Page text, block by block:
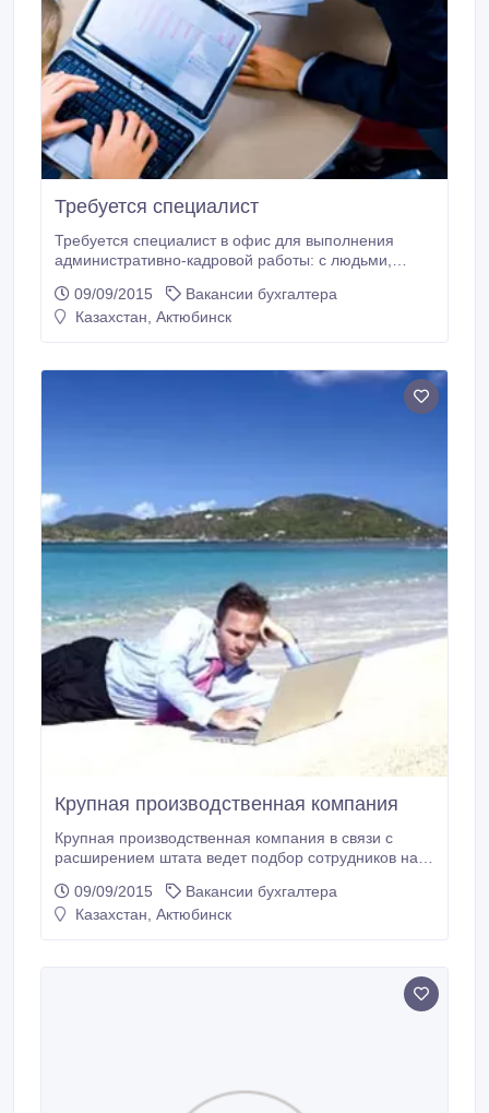
Требуется специалист
Требуется специалист в офис для выполнения
административно-кадровой работы: с людьми,
информацией. Знание казахского и русского языков
обязательно. График работы с 10:00 до 18:00 часов,
09/09/2015
Вакансии бухгалтера
Казахстан, Актюбинск
Крупная производственная компания
Крупная производственная компания в связи с
расширением штата ведет подбор сотрудников на
имеет. Рассматриваются различные графики
работы. Возможно подработка. Тел: 87054764342.
09/09/2015
Вакансии бухгалтера
Казахстан, Актюбинск